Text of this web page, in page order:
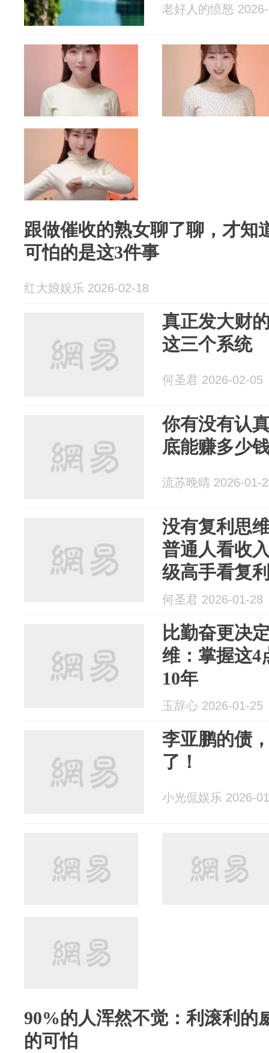
老好人的愤怒
跟做催收的熟女聊了聊，才知
可怕的是这3件事
红大娘娱乐 2026-02-18
真正发大财
这三个系统
何圣君 2026-02-05
你有没有认
底能赚多少
流苏晚晴 2026-01-
没有复利思
普通人看收
级高手看复
何圣君 2026-01-28
比勤奋更决
维：掌握这4
10年
玉辞心 2026-01-25
李亚鹏的债
了！
小光侃娱乐 2026-
90%的人浑然不觉：利滚利的
的可怕